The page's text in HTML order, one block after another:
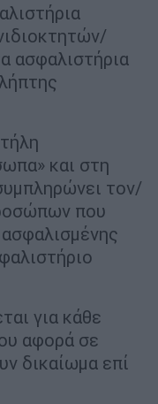
ασφαλιστήρια
και στη
τον/
που
για κάθε
αφορά σε
δικαίωμα επί